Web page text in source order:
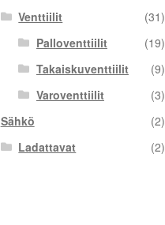
Venttiilit
(31)
Palloventtiilit
(19)
Takaiskuventtiilit
(9)
Varoventtiilit
(3)
Sähkö
(2)
Ladattavat
(2)